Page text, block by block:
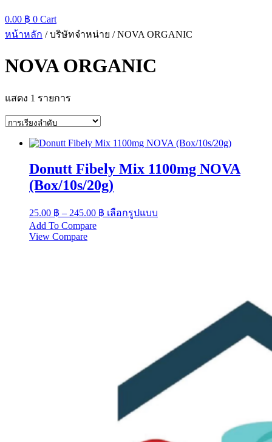
0.00 ฿ 0 Cart
หน้าหลัก / บริษัทจำหน่าย / NOVA ORGANIC
NOVA ORGANIC
แสดง 1 รายการ
Donutt Fibely Mix 1100mg NOVA
(Box/10s/20g)
25.00 ฿ – 245.00 ฿ Price
เลือกรูปแบบ
product
page
Add To Compare
View Compare